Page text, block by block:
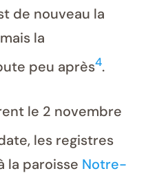
de nouveau la
la
peu après4.
le 2 novembre
les registres
la paroisse Notre-